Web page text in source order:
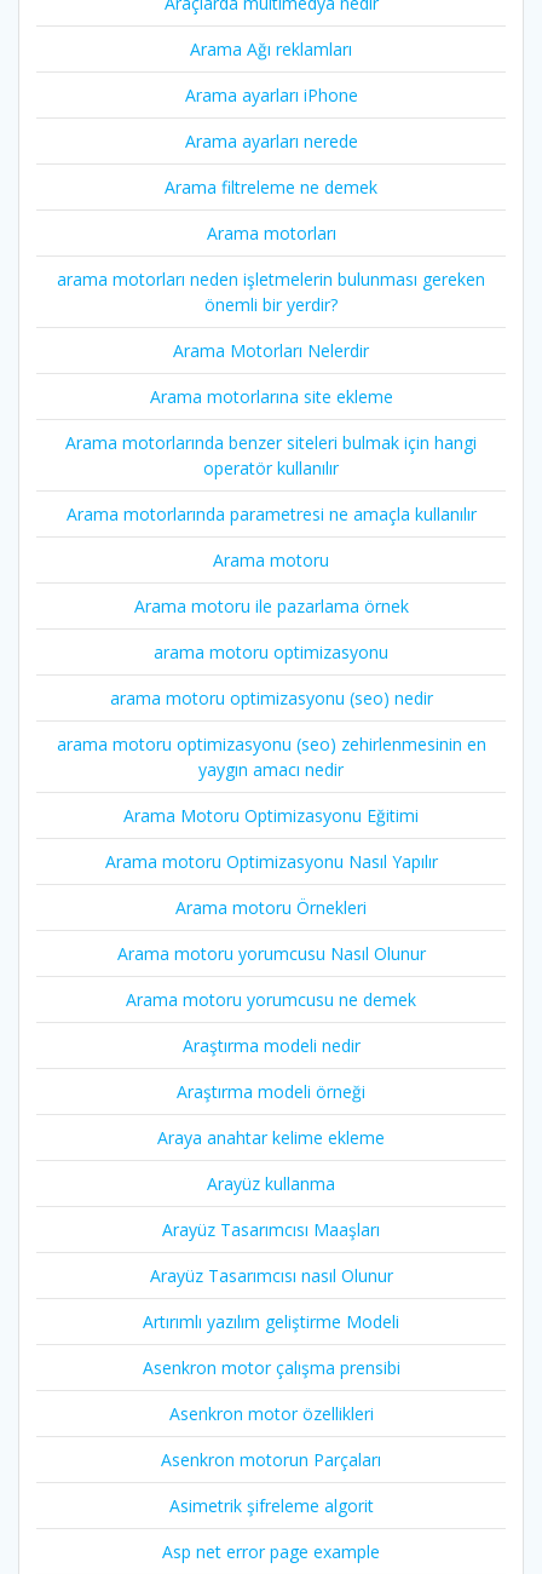
Arama Ağı reklamları
Arama ayarları iPhone
Arama ayarları nerede
Arama filtreleme ne demek
Arama motorları
arama motorları neden işletmelerin bulunması gereken
önemli bir yerdir?
Arama Motorları Nelerdir
Arama motorlarına site ekleme
Arama motorlarında benzer siteleri bulmak için hangi
operatör kullanılır
Arama motorlarında parametresi ne amaçla kullanılır
Arama motoru
Arama motoru ile pazarlama örnek
arama motoru optimizasyonu
arama motoru optimizasyonu (seo) nedir
arama motoru optimizasyonu (seo) zehirlenmesinin en
yaygın amacı nedir
Arama Motoru Optimizasyonu Eğitimi
Arama motoru Optimizasyonu Nasıl Yapılır
Arama motoru Örnekleri
Arama motoru yorumcusu Nasıl Olunur
Arama motoru yorumcusu ne demek
Araştırma modeli nedir
Araştırma modeli örneği
Araya anahtar kelime ekleme
Arayüz kullanma
Arayüz Tasarımcısı Maaşları
Arayüz Tasarımcısı nasıl Olunur
Artırımlı yazılım geliştirme Modeli
Asenkron motor çalışma prensibi
Asenkron motor özellikleri
Asenkron motorun Parçaları
Asimetrik şifreleme algorit
Asp net error page example